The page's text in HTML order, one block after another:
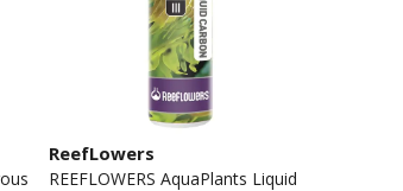
ReefLowers
REEFLOWERS AquaPlants Liquid